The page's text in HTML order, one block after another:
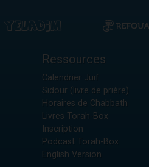
Ressources
Calendrier Juif
Sidour (livre de prière)
Horaires de Chabbath
Livres Torah-Box
Inscription
Podcast Torah-Box
English Version